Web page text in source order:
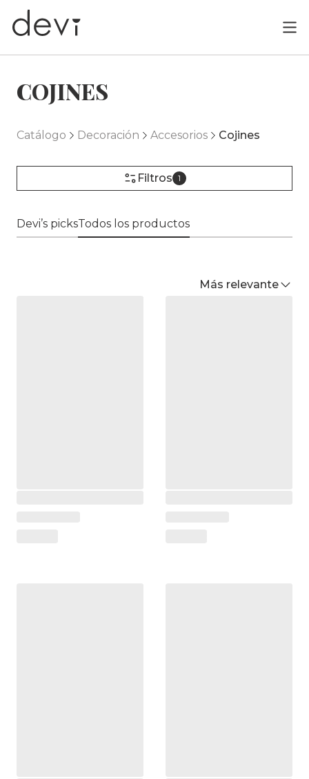
COJINES
Catálogo Decoración Accesorios Cojines
Filtros 1
Devi’s picksTodos los productos
Más relevante